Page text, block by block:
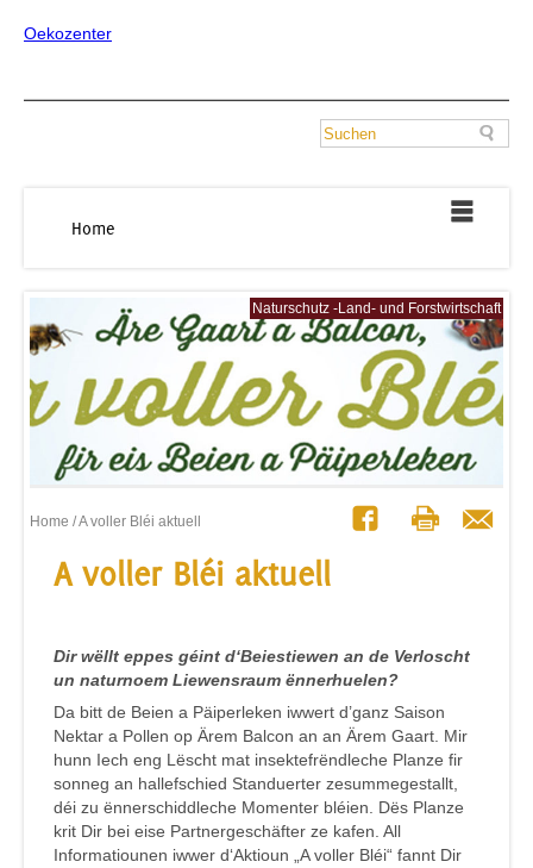
Oekozenter
Home
Naturschutz -Land- und Forstwirtschaft
Home / A voller Bléi aktuell
A voller Bléi aktuell
Dir wëllt eppes géint d‘Beiestiewen an de Verloscht
un naturnoem Liewensraum ënnerhuelen?
Da bitt de Beien a Päiperleken iwwert d’ganz Saison
Nektar a Pollen op Ärem Balcon an an Ärem Gaart. Mir
hunn Iech eng Lëscht mat insektefrëndleche Planze fir
sonneg an hallefschied Standuerter zesummegestallt,
déi zu ënnerschiddleche Momenter bléien. Dës Planze
krit Dir bei eise Partnergeschäfter ze kafen. All
Informatiounen iwwer d‘Aktioun „A voller Bléi“ fannt Dir